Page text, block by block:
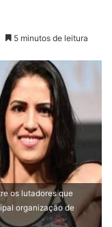
5 minutos de leitura
os lutadores que
organização de